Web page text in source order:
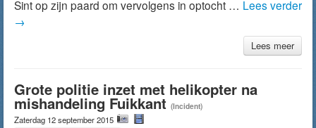
Sint op zijn paard om vervolgens in optocht … Lees verder
→
Lees meer
Grote politie inzet met helikopter na
mishandeling Fuikkant (Incident)
Zaterdag 12 september 2015